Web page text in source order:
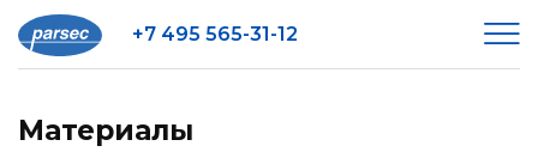
+7 495 565-31-12
Материалы